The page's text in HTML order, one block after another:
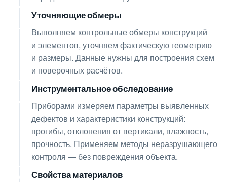
Уточняющие обмеры
Выполняем контрольные обмеры конструкций
и элементов, уточняем фактическую геометрию
и размеры. Данные нужны для построения схем
и поверочных расчётов.
Инструментальное обследование
Приборами измеряем параметры выявленных
дефектов и характеристики конструкций:
прогибы, отклонения от вертикали, влажность,
прочность. Применяем методы неразрушающего
контроля — без повреждения объекта.
05 Свойства материалов